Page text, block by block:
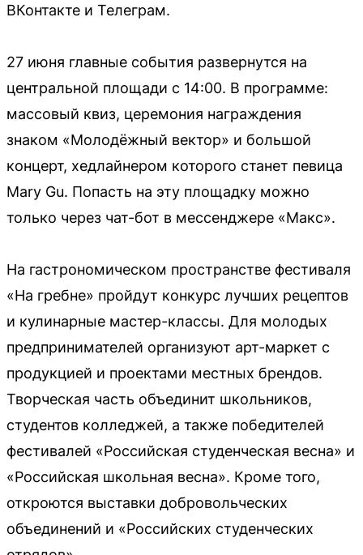
ВКонтакте и Телеграм.
27 июня главные события развернутся на
центральной площади с 14:00. В программе:
массовый квиз, церемония награждения
знаком «Молодёжный вектор» и большой
концерт, хедлайнером которого станет певица
Mary Gu. Попасть на эту площадку можно
только через чат-бот в мессенджере «Макс».
На гастрономическом пространстве фестиваля
«На гребне» пройдут конкурс лучших рецептов
и кулинарные мастер-классы. Для молодых
предпринимателей организуют арт-маркет с
продукцией и проектами местных брендов.
Творческая часть объединит школьников,
студентов колледжей, а также победителей
фестивалей «Российская студенческая весна» и
«Российская школьная весна». Кроме того,
откроются выставки добровольческих
объединений и «Российских студенческих